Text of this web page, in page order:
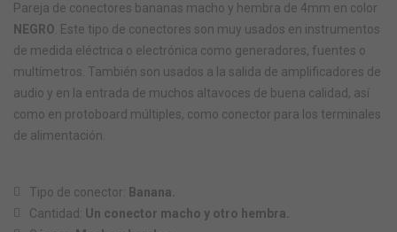
Pareja de conectores bananas macho y hembra de 4mm en color
NEGRO . Este tipo de conectores son muy usados en instrumentos
de medida eléctrica o electrónica como generadores, fuentes o
multímetros. También son usados a la salida de amplificadores de
audio y en la entrada de muchos altavoces de buena calidad, así
como en protoboard múltiples, como conector para los terminales
de alimentación.
Tipo de conector: Banana.
Cantidad: Un conector macho y otro hembra.